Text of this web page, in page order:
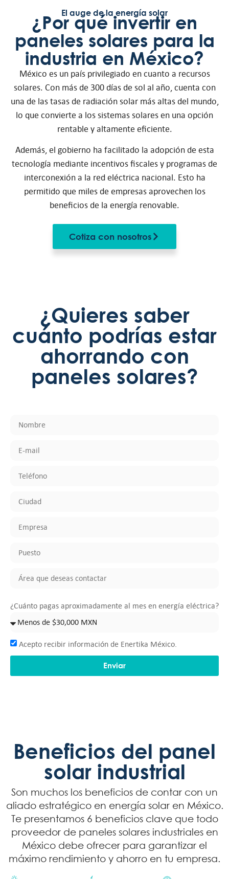
El auge de la energía solar
¿Por qué invertir en
paneles solares para la
industria en México?
México es un país privilegiado en cuanto a recursos
solares. Con más de 300 días de sol al año, cuenta con
una de las tasas de radiación solar más altas del mundo,
lo que convierte a los sistemas solares en una opción
rentable y altamente eficiente.
Además, el gobierno ha facilitado la adopción de esta
tecnología mediante incentivos fiscales y programas de
interconexión a la red eléctrica nacional. Esto ha
permitido que miles de empresas aprovechen los
beneficios de la energía renovable.
Cotiza con nosotros
¿Quieres saber
cuánto podrías estar
ahorrando con
paneles solares?
¿Cuánto pagas aproximadamente al mes en energía eléctrica?
Acepto recibir información de Enertika México.
Enviar
Beneficios del panel
solar industrial
Son muchos los beneficios de contar con un
aliado estratégico en energía solar en México.
Te presentamos 6 beneficios clave que todo
proveedor de paneles solares industriales en
México debe ofrecer para garantizar el
máximo rendimiento y ahorro en tu empresa.